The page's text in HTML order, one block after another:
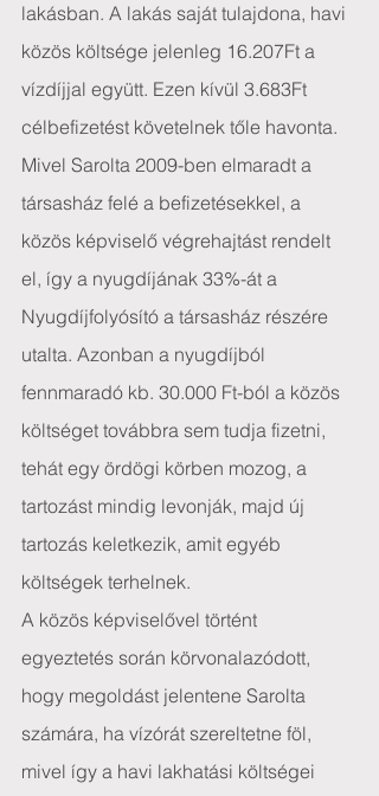
lakásban. A lakás saját tulajdona, havi
közös költsége jelenleg 16.207Ft a
vízdíjjal együtt. Ezen kívül 3.683Ft
célbefizetést követelnek tőle havonta.
Mivel Sarolta 2009-ben elmaradt a
társasház felé a befizetésekkel, a
közös képviselő végrehajtást rendelt
el, így a nyugdíjának 33%-át a
Nyugdíjfolyósító a társasház részére
utalta. Azonban a nyugdíjból
fennmaradó kb. 30.000 Ft-ból a közös
költséget továbbra sem tudja fizetni,
tehát egy ördögi körben mozog, a
tartozást mindig levonják, majd új
tartozás keletkezik, amit egyéb
költségek terhelnek.
A közös képviselővel történt
egyeztetés során körvonalazódott,
hogy megoldást jelentene Sarolta
számára, ha vízórát szereltetne föl,
mivel így a havi lakhatási költségei